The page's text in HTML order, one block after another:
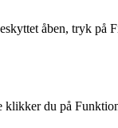
åben, tryk på
klikker du på